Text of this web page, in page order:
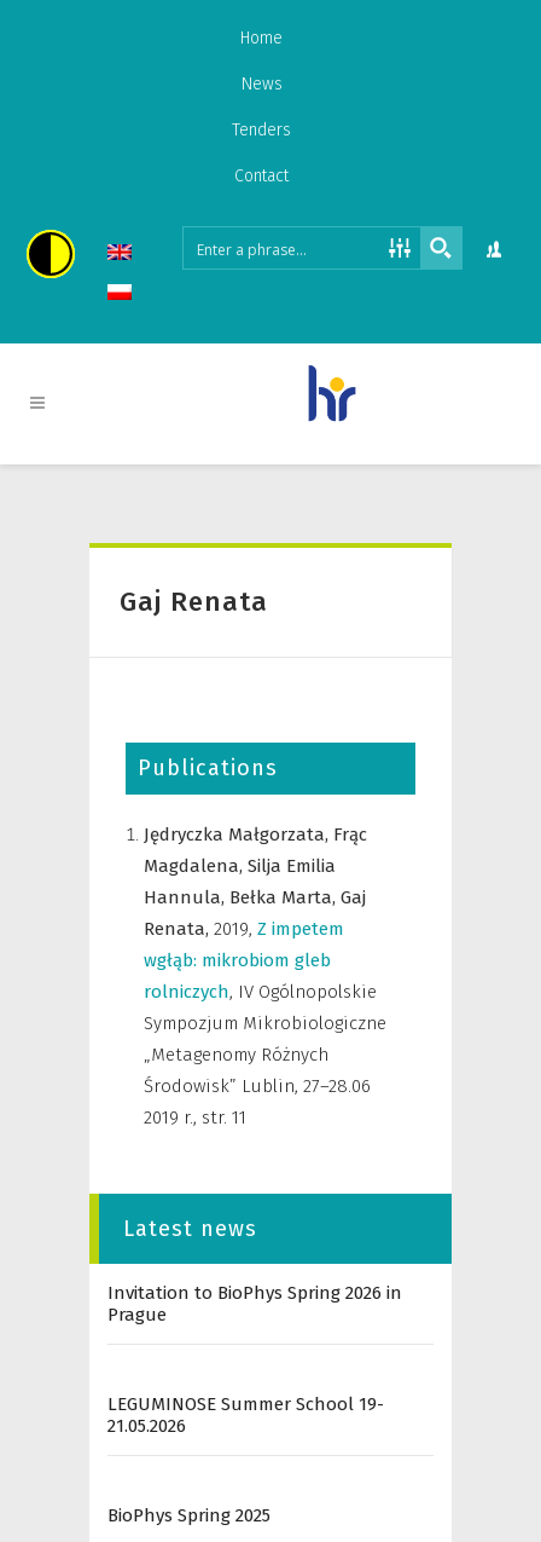
Home
News
Tenders
Contact
Gaj Renata
Publications
Jędryczka Małgorzata, Frąc
Magdalena, Silja Emilia
Hannula, Bełka Marta, Gaj
Renata, 2019, Z impetem
wgłąb: mikrobiom gleb
rolniczych, IV Ogólnopolskie
Sympozjum Mikrobiologiczne
„Metagenomy Różnych
Środowisk” Lublin, 27–28.06
2019 r., str. 11
Latest news
Invitation to BioPhys Spring 2026 in
Prague
LEGUMINOSE Summer School 19-
21.05.2026
BioPhys Spring 2025